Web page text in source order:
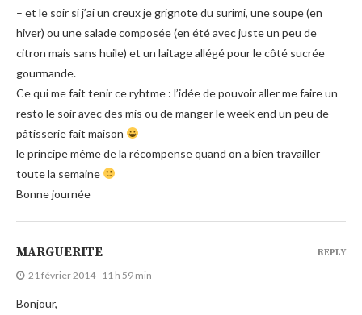
– et le soir si j’ai un creux je grignote du surimi, une soupe (en
hiver) ou une salade composée (en été avec juste un peu de
citron mais sans huile) et un laitage allégé pour le côté sucrée
gourmande.
Ce qui me fait tenir ce ryhtme : l’idée de pouvoir aller me faire un
resto le soir avec des mis ou de manger le week end un peu de
pâtisserie fait maison
le principe même de la récompense quand on a bien travailler
toute la semaine
Bonne journée
MARGUERITE
21 février 2014 - 11 h 59 min
Bonjour,
REPLY